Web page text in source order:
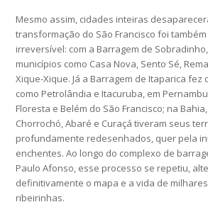
Mesmo assim, cidades inteiras
transformação do São Francisco foi
irreversível: com a Barragem de
municípios como Casa Nova, Sento Sé,
Xique-Xique. Já a Barragem de Itaparica
como Petrolândia e Itacuruba, em
Floresta e Belém do São Francisco; na
Chorrochó, Abaré e Curaçá tiveram seus
profundamente redesenhados, quer pela
enchentes. Ao longo do complexo de
Paulo Afonso, esse processo se repetiu,
definitivamente o mapa e a vida de
ribeirinhas.